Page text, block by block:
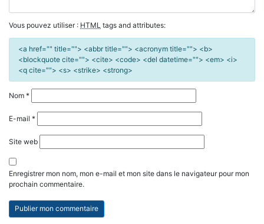
Vous pouvez utiliser : HTML tags and attributes:
<a href="" title=""> <abbr title=""> <acronym title=""> <b>
<blockquote cite=""> <cite> <code> <del datetime=""> <em> <i>
<q cite=""> <s> <strike> <strong>
Nom *
E-mail *
Site web
Enregistrer mon nom, mon e-mail et mon site dans le navigateur pour mon
prochain commentaire.